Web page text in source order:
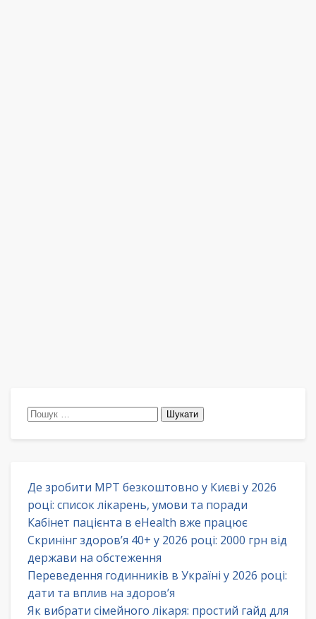
Пошук:
Де зробити МРТ безкоштовно у Києві у 2026
році: список лікарень, умови та поради
Кабінет пацієнта в eHealth вже працює
Скринінг здоров’я 40+ у 2026 році: 2000 грн від
держави на обстеження
Переведення годинників в Україні у 2026 році:
дати та вплив на здоров’я
Як вибрати сімейного лікаря: простий гайд для